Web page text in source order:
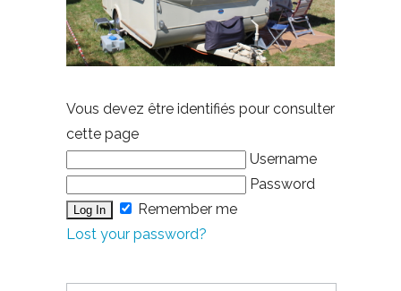
Vous devez être identifiés pour consulter
cette page
Username
Password
Remember me
Lost your password?